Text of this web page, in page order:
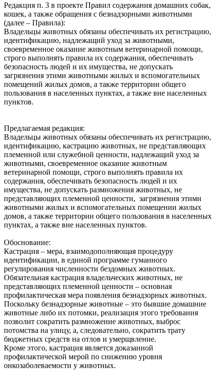
Редакция п. 3 в проекте Правил содержания домашних собак,
кошек, а также обращения с безнадзорными животными
(далее – Правила):
Владельцы животных обязаны обеспечивать их регистрацию,
идентификацию, надлежащий уход за животными,
своевременное оказание животным ветеринарной помощи,
строго выполнять правила их содержания, обеспечивать
безопасность людей и их имущества, не допускать
загрязнения этими животными жилых и вспомогательных
помещений жилых домов, а также территории общего
пользования в населенных пунктах, а также вне населенных
пунктов.
Предлагаемая редакция:
Владельцы животных обязаны обеспечивать их регистрацию,
идентификацию, кастрацию животных, не представляющих
племенной или служебной ценности, надлежащий‌ уход за
животными, своевременное оказание животным
ветеринарной‌ помощи, строго выполнять правила их
содержания, обеспечивать безопасность людей‌ и их
имущества, не допускать размножения животных, не
представляющих племенной ценности, загрязнения этими
животными жилых и вспомогательных помещении‌ жилых
домов, а также территории общего пользования в населенных
пунктах, а также вне населенных пунктов.
Обоснование:
Кастрация – мера, взаимодополняющая процедуру
идентификации, в единой программе гуманного
регулирования численности бездомных животных.
Обязательная кастрация владельческих животных, не
представляющих племенной ценности – основная
профилактическая мера появления безнадзорных животных.
Поскольку безнадзорные животные – это бывшие домашние
животные либо их потомки, реализация этого требования
позволит сократить размножение животных, выброс
потомства на улицу, а, следовательно, сократить трату
бюджетных средств на отлов и умерщвление.
Кроме этого, кастрация является доказанной
профилактической мерой по снижению уровня
онкозаболеваемости у животных.